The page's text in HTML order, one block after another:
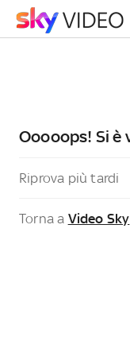
Ooooops! Si
Riprova più tardi
Torna a Video Sky